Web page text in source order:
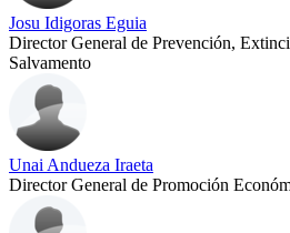
Josu Idigoras Eguia
Director General de Prevención,
Salvamento
Unai Andueza Iraeta
Director General de Promoción